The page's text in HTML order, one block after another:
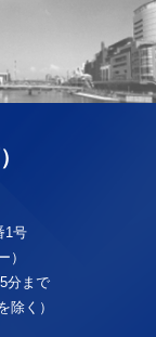
1号
）
分まで
除く）